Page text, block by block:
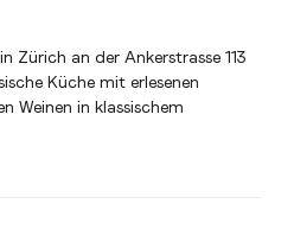
Zürich an der Ankerstrasse 113
Küche mit erlesenen
Weinen in klassischem